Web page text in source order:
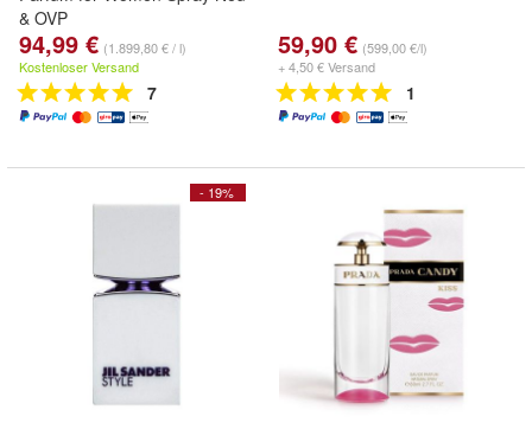
& OVP
94,99 € (1.899,80 € / l)
Kostenloser Versand
7
59,90 € (599,00 €/l)
+ 4,50 € Versand
1
- 19%